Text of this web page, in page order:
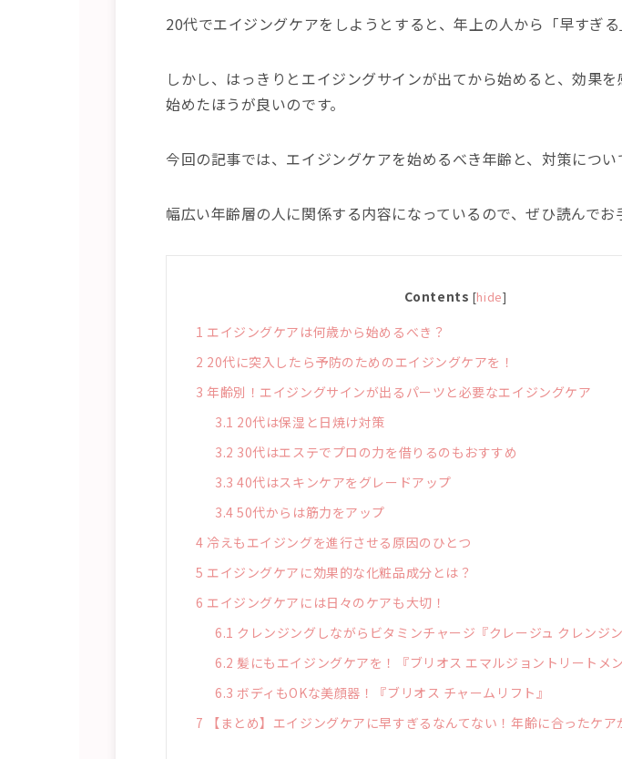
20代でエイジングケアをしようとすると、年上の人から「早すぎ
しかし、はっきりとエイジングサインが出てから始めると、効果
始めたほうが良いのです。
今回の記事では、エイジングケアを始めるべき年齢と、対策につい
幅広い年齢層の人に関係する内容になっているので、ぜひ読んでお
Contents [hide]
1 エイジングケアは何歳から始めるべき？
2 20代に突入したら予防のためのエイジングケアを！
3 年齢別！エイジングサインが出るパーツと必要なエイジングケア
3.1 20代は保湿と日焼け対策
3.2 30代はエステでプロの力を借りるのもおすすめ
3.3 40代はスキンケアをグレードアップ
3.4 50代からは筋力をアップ
4 冷えもエイジングを進行させる原因のひとつ
5 エイジングケアに効果的な化粧品成分とは？
6 エイジングケアには日々のケアも大切！
6.1 クレンジングしながらビタミンチャージ『クレージュ クレンジ
6.2 髪にもエイジングケアを！『ブリオス エマルジョントリートメン
6.3 ボディもOKな美顔器！『ブリオス チャームリフト』
7 【まとめ】エイジングケアに早すぎるなんてない！年齢に合ったケア